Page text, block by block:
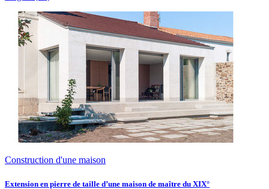
Construction d'une maison
Extension en pierre de taille d’une maison de maître du XIX°